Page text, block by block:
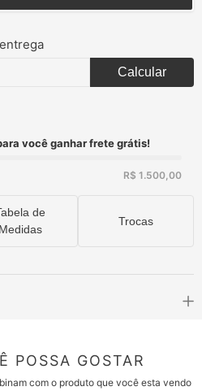
Calcular
você ganhar frete grátis!
R$ 1.500,00
de
Medidas
Trocas
POSSA GOSTAR
com o produto que você esta vendo